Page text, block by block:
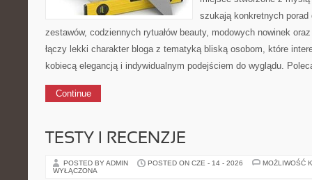
szukają konkretnych
zestawów, codziennych rytuałów beauty, modowych nowinek
łączy lekki charakter bloga z tematyką bliską osobom, które
kobiecą elegancją i indywidualnym podejściem do wyglądu.
Continue
TESTY I RECENZJE
POSTED BY ADMIN POSTED ON CZE - 14 - 2026
MOŻLIWOŚĆ
WYŁĄCZONA